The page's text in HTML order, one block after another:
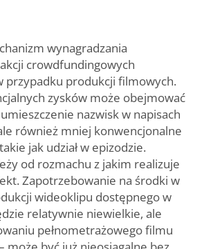
wynagradzania
crowdfundingowych
przypadku produkcji filmowych.
zysków może obejmować
nazwisk w napisach
również mniej konwencjonalne
jak udział w epizodzie.
od rozmachu z jakim realizuje
Zapotrzebowanie na środki w
wideoklipu dostępnego w
relatywnie niewielkie, ale
pełnometrażowego filmu